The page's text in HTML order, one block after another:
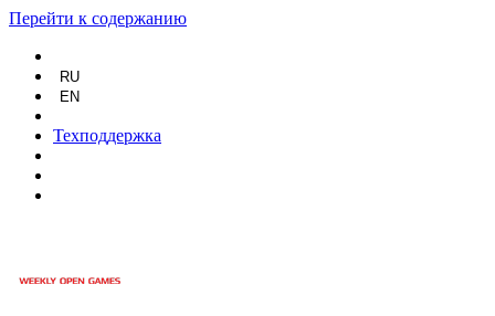
Перейти к содержанию
RU
EN
Техподдержка